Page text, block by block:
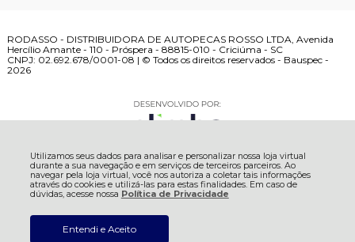
Utilizamos seus dados para analisar e personalizar nossa loja virtual
durante a sua navegação e em serviços de terceiros parceiros. Ao
navegar pela loja virtual, você nos autoriza a coletar tais informações
através do cookies e utilizá-las para estas finalidades. Em caso de
dúvidas, acesse nossa Política de Privacidade
Entendi e Aceito
RODASSO - DISTRIBUIDORA DE AUTOPECAS ROSSO LTDA, Avenida
Hercílio Amante - 110 - Próspera - 88815-010 - Criciúma - SC
CNPJ: 02.692.678/0001-08 | © Todos os direitos reservados - Bauspec -
2026
R$ 31,04